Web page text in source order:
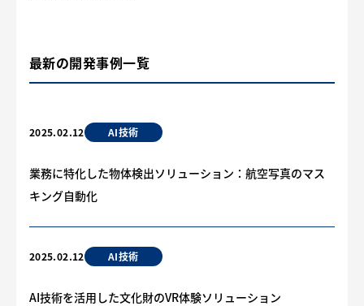
最新の開発事例一覧
2025.02.12 AI技術
業務に特化した物体検出ソリューション：航空写真のマス
キング自動化
2025.02.12 AI技術
AI技術を活用した文化財のVR体験ソリューション